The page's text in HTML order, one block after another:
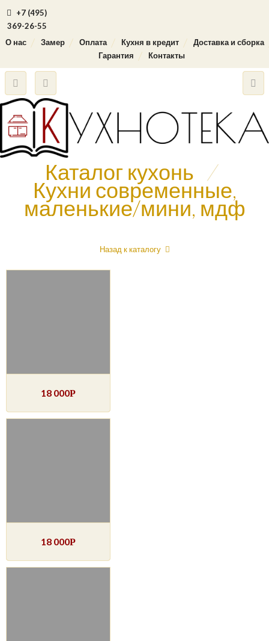
+7 (495)
369-26-55
О нас
Замер Оплата Кухня в кредит
Доставка и сборка
Гарантия
Контакты
Каталог кухонь /
Кухни современные,
маленькие/мини, мдф
Назад к каталогу
18 000Р
18 000Р